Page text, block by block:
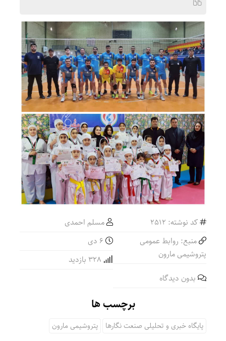
کد نوشته: 2512
مسلم احمدی
منبع: روابط عمومی
پتروشیمی مارون
بدون دیدگاه
برچسب ها
پایگاه خبری و تحلیلی صنعت نگارها پتروشیمی مارون